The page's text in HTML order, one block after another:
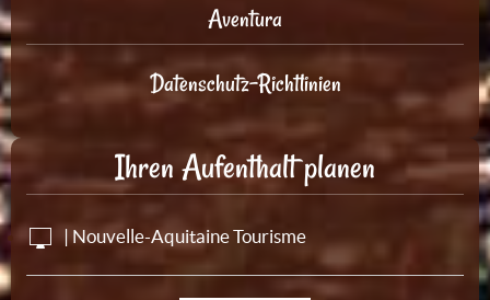
Aventura
Datenschutz-Richtlinien
Ihren Aufenthalt planen
| Nouvelle-Aquitaine Tourisme